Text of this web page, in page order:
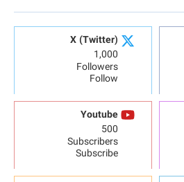
X (Twitter)
1,000
Followers
Follow
Youtube
500
Subscribers
Subscribe